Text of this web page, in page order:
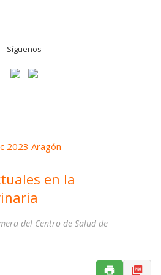
Síguenos
2023 Aragón
en la
del Centro de Salud de